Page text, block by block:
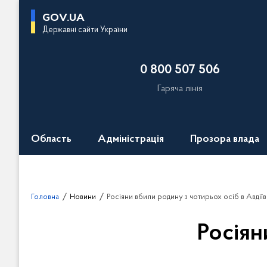
GOV.UA
Державні сайти України
0 800 507 506
Гаряча лінія
Область Адміністрація Прозора влада
Головна Новини Росіяни вбили родину з чотирьох осіб в